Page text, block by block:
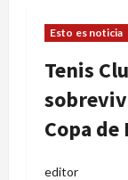
Esto es noticia
Tenis
Copa de
editor